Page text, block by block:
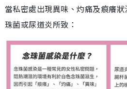
當私密處出現異味、灼痛及痕癢
珠菌或尿道炎所致：